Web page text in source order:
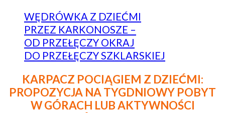
WĘDRÓWKA Z DZIEĆMI
PRZEZ KARKONOSZE –
OD PRZEŁĘCZY OKRAJ
DO PRZEŁĘCZY SZKLARSKIEJ
KARPACZ POCIĄGIEM Z DZIEĆMI:
PROPOZYCJA NA TYGDNIOWY POBYT
W GÓRACH LUB AKTYWNOŚCI